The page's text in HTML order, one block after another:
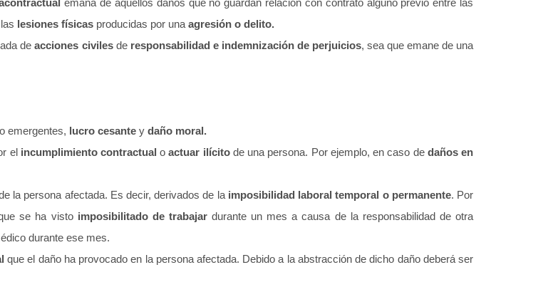
emana de aquellos daños que no guardan relación con contrato alguno previo entre las
lesiones físicas producidas por una agresión o delito.
deacciones civilesde responsabilidad e indemnización de perjuicios, sea que emane de una
o emergentes, lucro cesante y daño moral.
elincumplimiento contractual oactuar ilícitode una persona. Por ejemplo, en caso de daños en
la persona afectada. Es decir, derivados de laimposibilidad laboral temporal o permanente. Por
se ha visto imposibilitado de trabajardurante un mes a causa de la responsabilidad de otra
durante ese mes.
que el daño ha provocado en la persona afectada. Debido a la abstracción de dicho daño deberá ser